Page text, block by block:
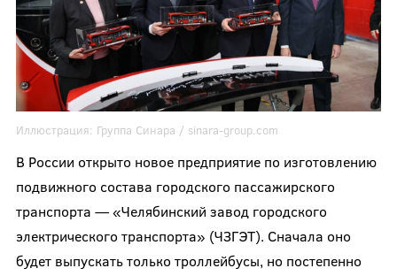
Иллюстрация: Группа Синара / sinara-group.com
В России открыто новое предприятие по изготовлению
подвижного состава городского пассажирского
транспорта — «Челябинский завод городского
электрического транспорта» (ЧЗГЭТ). Сначала оно
будет выпускать только троллейбусы, но постепенно